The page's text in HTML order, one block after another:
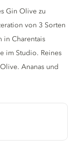
Gin Olive zu
von 3 Sorten
in Charentais
im Studio. Reines
Ananas und